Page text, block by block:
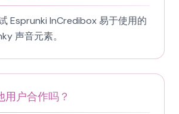
Esprunki InCredibox 易于使用的
声音元素。
用户合作吗？